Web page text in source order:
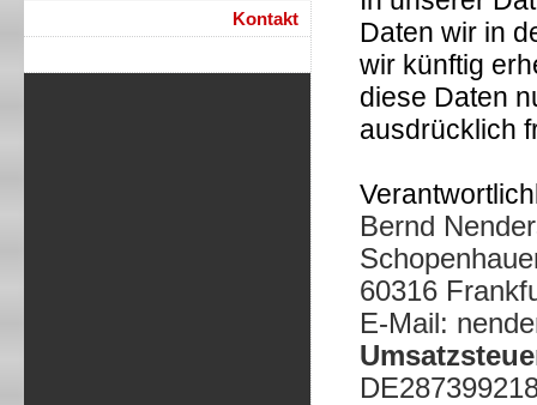
Daten wir in
wir künftig
diese Daten
ausdrücklich
Bernd
60316
E-Mail:
Kontakt